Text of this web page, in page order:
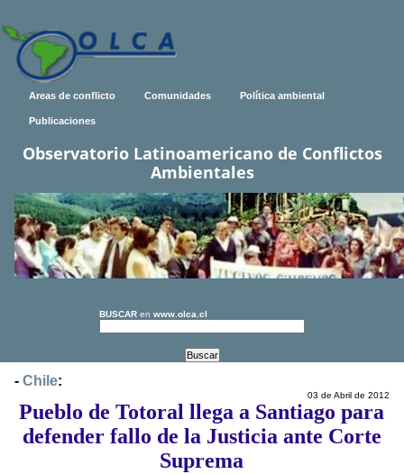
Areas de conflicto Comunidades Política ambiental
Publicaciones
Observatorio Latinoamericano de Conflictos
Ambientales
BUSCAR en www.olca.cl
- Chile:
03 de Abril de 2012
Pueblo de Totoral llega a Santiago para
defender fallo de la Justicia ante Corte
Suprema